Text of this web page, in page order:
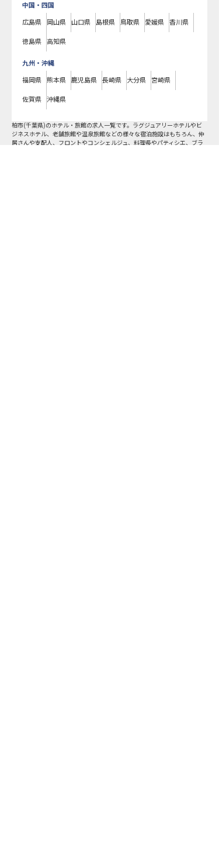
中国・四国
広島県 岡山県 山口県 島根県 鳥取県 愛媛県 香川県
徳島県 高知県
九州・沖縄
福岡県 熊本県 鹿児島県 長崎県 大分県 宮崎県
佐賀県 沖縄県
柏市(千葉県)のホテル・旅館の求人一覧です。ラグジュアリーホテルやビ
ジネスホテル、老舗旅館や温泉旅館などの様々な宿泊施設はもちろん、仲
居さんや支配人、フロントやコンシェルジュ、料理長やパティシエ、ブラ